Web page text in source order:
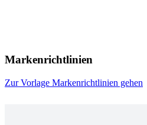
Markenrichtlinien
Zur Vorlage Markenrichtlinien gehen